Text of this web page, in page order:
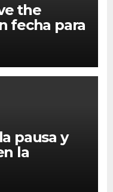
the
fecha para
de
pausa y
la